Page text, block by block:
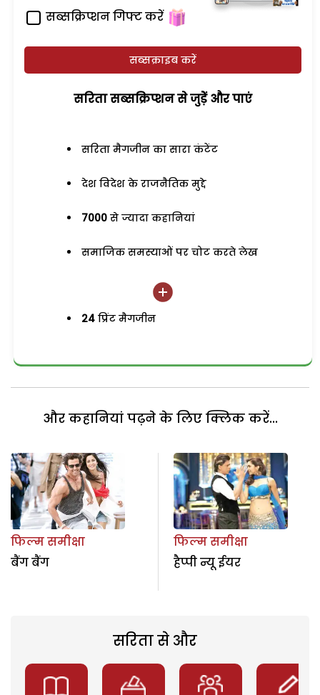
सब्सक्रिप्शन गिफ्ट करें
सब्सक्राइब करें
सरिता सब्सक्रिप्शन से जुड़ेें और पाएं
सरिता मैगजीन का सारा कंटेंट
देश विदेश के राजनैतिक मुद्दे
7000 से ज्यादा कहानियां
समाजिक समस्याओं पर चोट करते लेख
24 प्रिंट मैगजीन
और कहानियां पढ़ने के लिए क्लिक करें...
फिल्म समीक्षा
बैंग बैंग
फिल्म समीक्षा
हैप्पी न्यू ईयर
सरिता से और